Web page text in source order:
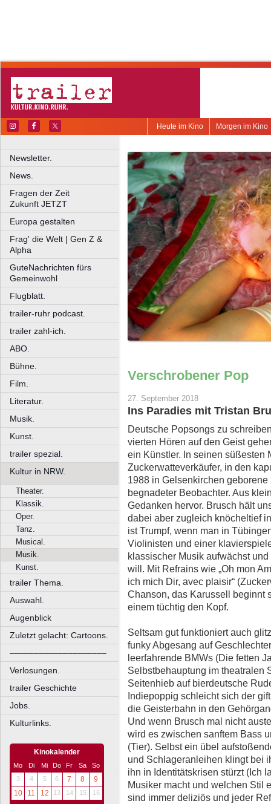
Morgen im Kino
Heute im Kino
Newsletter.
News.
Fragen der Zeit
Zukunft JETZT
Europa gestalten
Frag' die Welt | Gen Z &
Alpha
GuteNachrichten fürs
Gemeinwohl
Flugblatt.
trailer-ruhr podcast.
trailer zahl-ich.
ABO.
Bühne.
Film.
Literatur.
Musik.
Kunst.
trailer spezial.
Kultur in NRW.
Theater.
Klassik.
Oper.
Tanz.
Musical.
Musik.
Kunst.
trailer Thema.
Auswahl.
Augenblick
Zuletzt gelacht: Cartoons.
––––––––––––––––––––
Verlosungen.
trailer Geschichte
Jobs.
Kulturlinks.
Kinokalender
Mo Di Mi Do Fr Sa
So
3
4 5 6 7 8
9
10
11 12 13 14 15 16
Verschrobener Pop
27. September 2018
Ins Paradies mit Tristan
Deutsche Popsongs zu
vierten Hören auf den Geist
ein Künstler. In seinen süßesten
Zuckerwatteverkäufer, in den
1988 in Gelsenkirchen
begnadeter Beobachter. Aus
Gedanken hervor. Brusch hält
dabei aber zugleich knöcheltief
ist Trumpf, wenn man in
Violinisten und einer
klassischer Musik aufwächst
will. Mit Refrains wie „Oh mon
ich mich Dir, avec plaisir“
Chanson, das Karussell beginnt
einem tüchtig den Kopf.
Seltsam gut funktioniert auch
funky Abgesang auf
leerfahrende BMWs (Die fetten
Selbstbehauptung im theatralen
Seitenhieb auf bierdeutsche
Indiepoppig schleicht sich der
die Geisterbahn in den
Und wenn Brusch mal nicht
wird es zwischen sanftem Bass
(Tier). Selbst ein übel
und Schlageranleihen klingt bei
ihn in Identitätskrisen stürzt (Ich
Musiker macht und welchen Stil
sind immer deliziös und jeder